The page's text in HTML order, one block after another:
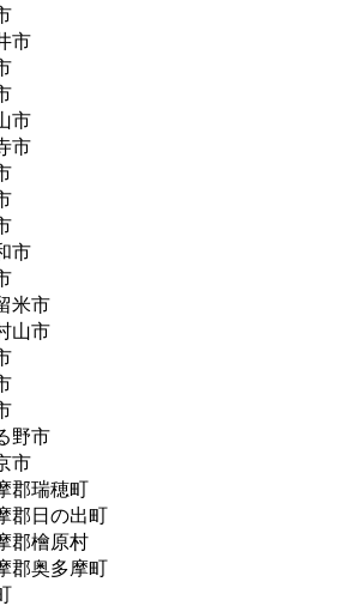
市
市
市
市
米市
山市
野市
市
郡瑞穂町
郡日の出町
郡檜原村
郡奥多摩町